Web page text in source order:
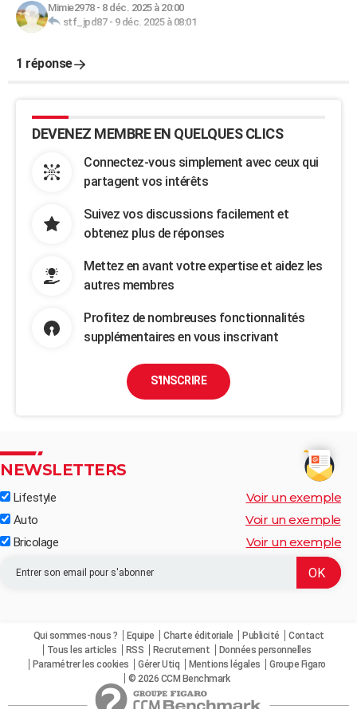
Mimie2978- 8 déc. 2025 à 20:00
stf_jpd87- 9 déc. 2025 à 08:01
1 réponse
DEVENEZ MEMBRE EN QUELQUES CLICS
Connectez-vous simplement avec ceux qui
partagent vos intérêts
Suivez vos discussions facilement et
obtenez plus de réponses
Mettez en avant votre expertise et aidez les
autres membres
Profitez de nombreuses fonctionnalités
supplémentaires en vous inscrivant
S'INSCRIRE
NEWSLETTERS
Lifestyle Voir un exemple
Auto Voir un exemple
Bricolage Voir un exemple
Qui sommes-nous ? Equipe Charte éditoriale Publicité
Contact
Tous les articles
RSS Recrutement
Données personnelles
Paramétrer les cookies
Gérer Utiq Mentions légales
Groupe Figaro
© 2026 CCM Benchmark